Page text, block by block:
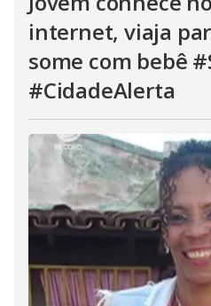
internet, viaja
some com bebê
#CidadeAlerta